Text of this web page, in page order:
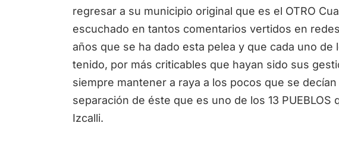
regresar a su municipio original que es el OTRO
escuchado en tantos comentarios vertidos en
años que se ha dado esta pelea y que cada uno
tenido, por más criticables que hayan sido sus
siempre mantener a raya a los pocos que se
separación de éste que es uno de los 13 PUEBLOS
Izcalli.